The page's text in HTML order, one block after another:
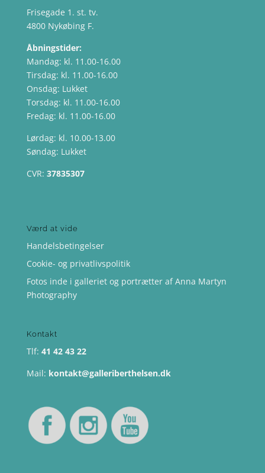
Frisegade 1. st. tv.
4800 Nykøbing F.
Åbningstider:
Mandag: kl. 11.00-16.00
Tirsdag: kl. 11.00-16.00
Onsdag: Lukket
Torsdag: kl. 11.00-16.00
Fredag: kl. 11.00-16.00
Lørdag: kl. 10.00-13.00
Søndag: Lukket
CVR: 37835307
Værd at vide
Handelsbetingelser
Cookie- og privatlivspolitik
Fotos inde i galleriet og portrætter af Anna Martyn
Photography
Kontakt
Tlf: 41 42 43 22
Mail: kontakt@galleriberthelsen.dk